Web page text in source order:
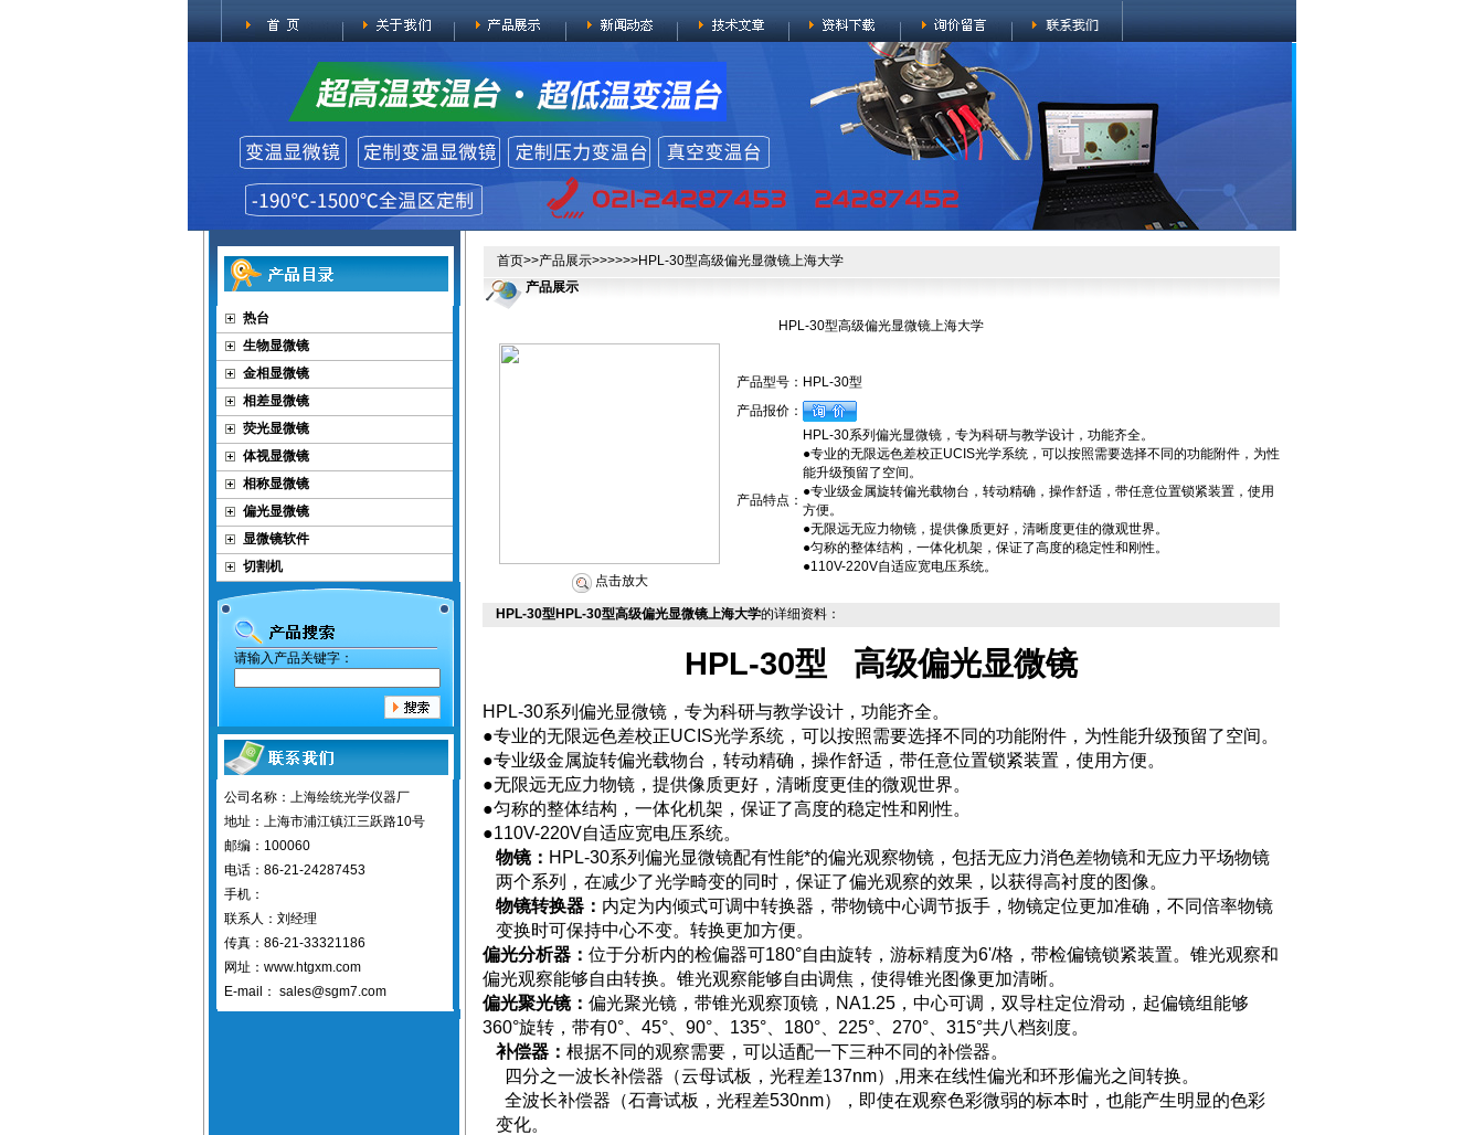
热台
生物显微镜
金相显微镜
相差显微镜
荧光显微镜
体视显微镜
相称显微镜
偏光显微镜
显微镜软件
切割机
请输入产品关键字：
公司名称：上海绘统光学仪器厂
地址：上海市浦江镇江三跃路10号
邮编：100060
电话：86-21-24287453
手机：
联系人：刘经理
传真：86-21-33321186
网址：www.htgxm.com
E-mail： sales@sgm7.com
首页>>产品展示>>>>>>HPL-30型高级偏光显微镜上海大学
产品展示
HPL-30型高级偏光显微镜上海大学
点击放大
产品型号： HPL-30型
产品报价：
产品特点：
HPL-30系列偏光显微镜，专为科研与教学设计，功能齐全。
●专业的无限远色差校正UCIS光学系统，可以按照需要选择不同的功能附件，为性
能升级预留了空间。
●专业级金属旋转偏光载物台，转动精确，操作舒适，带任意位置锁紧装置，使用
方便。
●无限远无应力物镜，提供像质更好，清晰度更佳的微观世界。
●匀称的整体结构，一体化机架，保证了高度的稳定性和刚性。
●110V-220V自适应宽电压系统。
HPL-30型HPL-30型高级偏光显微镜上海大学的详细资料：
HPL-30型 高级偏光显微镜
HPL-30系列偏光显微镜，专为科研与教学设计，功能齐全。
●专业的无限远色差校正UCIS光学系统，可以按照需要选择不同的功能附件，为性能升级预留了空间。
●专业级金属旋转偏光载物台，转动精确，操作舒适，带任意位置锁紧装置，使用方便。
●无限远无应力物镜，提供像质更好，清晰度更佳的微观世界。
●匀称的整体结构，一体化机架，保证了高度的稳定性和刚性。
●110V-220V自适应宽电压系统。
物镜： HPL-30系列偏光显微镜配有性能*的偏光观察物镜，包括无应力消色差物镜和无应力平场物镜
两个系列，在减少了光学畸变的同时，保证了偏光观察的效果，以获得高衬度的图像。
物镜转换器： 内定为内倾式可调中转换器，带物镜中心调节扳手，物镜定位更加准确，不同倍率物镜
变换时可保持中心不变。转换更加方便。
偏光分析器： 位于分析内的检偏器可180°自由旋转，游标精度为6'/格，带检偏镜锁紧装置。锥光观察和
偏光观察能够自由转换。锥光观察能够自由调焦，使得锥光图像更加清晰。
偏光聚光镜： 偏光聚光镜，带锥光观察顶镜，NA1.25，中心可调，双导柱定位滑动，起偏镜组能够
360°旋转，带有0°、45°、90°、135°、180°、225°、270°、315°共八档刻度。
补偿器： 根据不同的观察需要，可以适配一下三种不同的补偿器。
四分之一波长补偿器（云母试板，光程差137nm）,用来在线性偏光和环形偏光之间转换。
全波长补偿器（石膏试板，光程差530nm），即使在观察色彩微弱的标本时，也能产生明显的色彩
变化。